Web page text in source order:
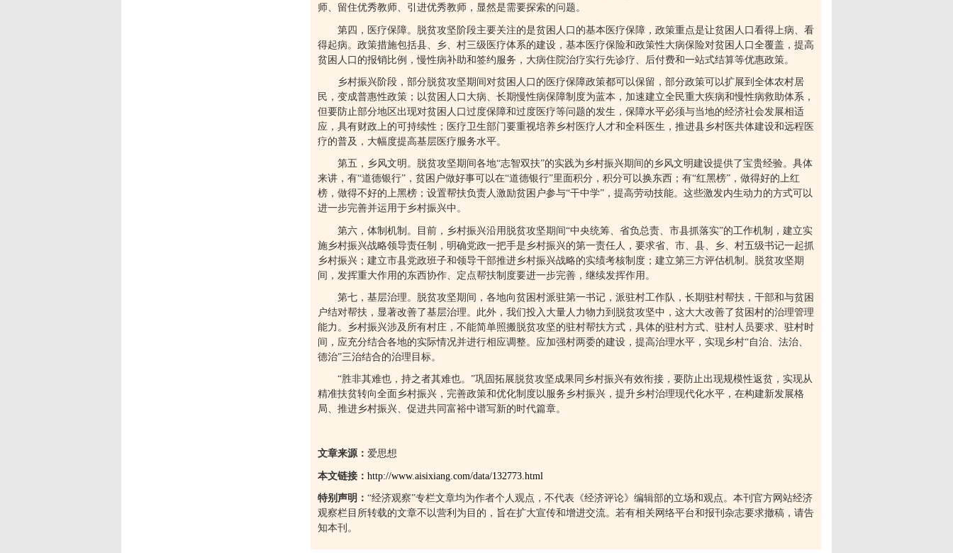
师、留住优秀教师、引进优秀教师，显然是需要探索的问题。
第四，医疗保障。脱贫攻坚阶段主要关注的是贫困人口的基本医疗保障，政策重点是让贫困人口看得上病、看
得起病。政策措施包括县、乡、村三级医疗体系的建设，基本医疗保险和政策性大病保险对贫困人口全覆盖，提高
贫困人口的报销比例，慢性病补助和签约服务，大病住院治疗实行先诊疗、后付费和一站式结算等优惠政策。
乡村振兴阶段，部分脱贫攻坚期间对贫困人口的医疗保障政策都可以保留，部分政策可以扩展到全体农村居
民，变成普惠性政策；以贫困人口大病、长期慢性病保障制度为蓝本，加速建立全民重大疾病和慢性病救助体系，
但要防止部分地区出现对贫困人口过度保障和过度医疗等问题的发生，保障水平必须与当地的经济社会发展相适
应，具有财政上的可持续性；医疗卫生部门要重视培养乡村医疗人才和全科医生，推进县乡村医共体建设和远程医
疗的普及，大幅度提高基层医疗服务水平。
第五，乡风文明。脱贫攻坚期间各地“志智双扶”的实践为乡村振兴期间的乡风文明建设提供了宝贵经验。具体
来讲，有“道德银行” ，贫困户做好事可以在“道德银行”里面积分，积分可以换东西；有“红黑榜” ，做得好的上红
榜，做得不好的上黑榜；设置帮扶负责人激励贫困户参与“干中学” ，提高劳动技能。这些激发内生动力的方式可以
进一步完善并运用于乡村振兴中。
第六，体制机制。目前，乡村振兴沿用脱贫攻坚期间“中央统筹、省负总责、市县抓落实”的工作机制，建立实
施乡村振兴战略领导责任制，明确党政一把手是乡村振兴的第一责任人，要求省、市、县、乡、村五级书记一起抓
乡村振兴；建立市县党政班子和领导干部推进乡村振兴战略的实绩考核制度；建立第三方评估机制。脱贫攻坚期
间，发挥重大作用的东西协作、定点帮扶制度要进一步完善，继续发挥作用。
第七，基层治理。脱贫攻坚期间，各地向贫困村派驻第一书记，派驻村工作队，长期驻村帮扶，干部和与贫困
户结对帮扶，显著改善了基层治理。此外，我们投入大量人力物力到脱贫攻坚中，这大大改善了贫困村的治理管理
能力。乡村振兴涉及所有村庄，不能简单照搬脱贫攻坚的驻村帮扶方式，具体的驻村方式、驻村人员要求、驻村时
间，应充分结合各地的实际情况并进行相应调整。应加强村两委的建设，提高治理水平，实现乡村“自治、法治、
德治”三治结合的治理目标。
“胜非其难也，持之者其难也。 ”巩固拓展脱贫攻坚成果同乡村振兴有效衔接，要防止出现规模性返贫，实现从
精准扶贫转向全面乡村振兴，完善政策和优化制度以服务乡村振兴，提升乡村治理现代化水平，在构建新发展格
局、推进乡村振兴、促进共同富裕中谱写新的时代篇章。
文章来源： 爱思想
本文链接： http://www.aisixiang.com/data/132773.html
特别声明： “经济观察”专栏文章均为作者个人观点，不代表《经济评论》编辑部的立场和观点。本刊官方网站经济
观察栏目所转载的文章不以营利为目的，旨在扩大宣传和增进交流。若有相关网络平台和报刊杂志要求撤稿，请告
知本刊。